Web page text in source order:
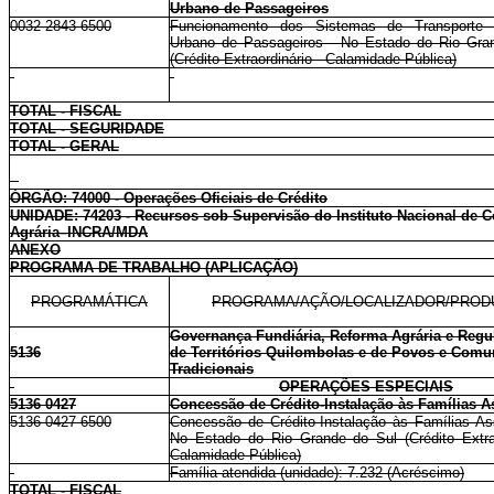
Urbano de Passageiros
0032 2843 6500
Funcionamento dos Sistemas de Transporte
Urbano de Passageiros - No Estado do Rio
(Crédito Extraordinário - Calamidade Pública)
TOTAL - FISCAL
TOTAL - SEGURIDADE
TOTAL - GERAL
ÓRGÃO: 74000 - Operações Oficiais de Crédito
UNIDADE: 74203 - Recursos sob Supervisão do Instituto Nacional de
Agrária–INCRA/MDA
ANEXO
PROGRAMA DE TRABALHO (APLICAÇÃO)
PROGRAMÁTICA PROGRAMA/AÇÃO/LOCALIZADOR/
5136
Governança Fundiária, Reforma Agrária e
de Territórios Quilombolas e de Povos e
Tradicionais
OPERAÇÕES ESPECIAIS
5136 0427
Concessão de Crédito-Instalação às Famílias
5136 0427 6500
Concessão de Crédito-Instalação às Famílias
No Estado do Rio Grande do Sul (Crédito
Calamidade Pública)
Família atendida (unidade): 7.232 (Acréscimo)
TOTAL - FISCAL